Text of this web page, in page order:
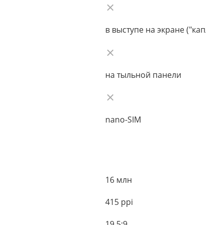
в выступе на экране
на тыльной панели
nano-SIM
16 млн
415 ppi